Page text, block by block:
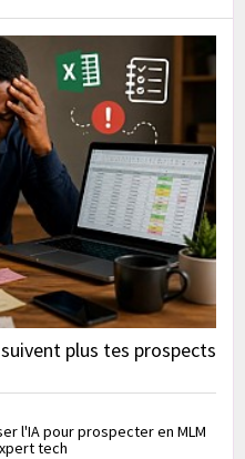
plus tes prospects
l'IA pour prospecter en MLM
tech